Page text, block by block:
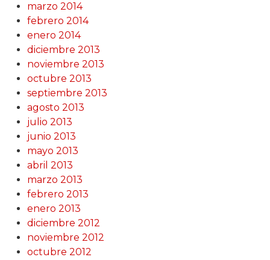
marzo 2014
febrero 2014
enero 2014
diciembre 2013
noviembre 2013
octubre 2013
septiembre 2013
agosto 2013
julio 2013
junio 2013
mayo 2013
abril 2013
marzo 2013
febrero 2013
enero 2013
diciembre 2012
noviembre 2012
octubre 2012